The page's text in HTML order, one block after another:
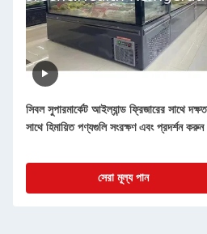
সিবল সুপারমার্কেট আইল্যান্ড ফ্রিজারের সাথে
সাথে হিমায়িত পণ্যগুলি সংরক্ষণ এবং প্রদর্শন করুন
সেরা মূল্য পান